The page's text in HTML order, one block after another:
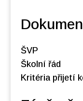
ŠVP
Školní řád
Kritéria přijetí